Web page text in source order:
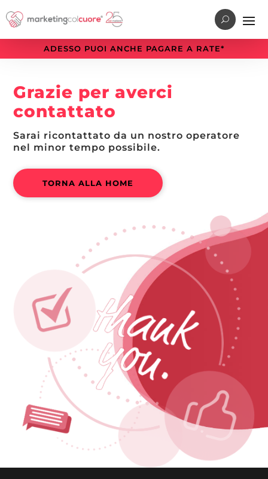
al
menu
di
principale
al
contenuto
principale
alla
sezione
a
pagina
ADESSO PUOI ANCHE PAGARE A RATE*
Grazie per averci
contattato
Sarai ricontattato da un nostro operatore
nel minor tempo possibile.
TORNA ALLA HOME